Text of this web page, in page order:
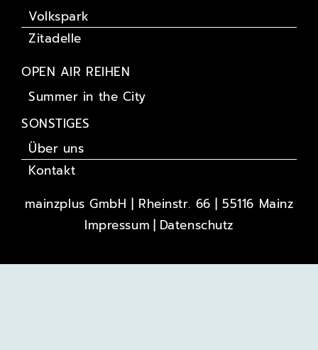
Volkspark
Zitadelle
OPEN AIR REIHEN
Summer in the City
SONSTIGES
Über uns
Kontakt
mainzplus GmbH | Rheinstr. 66 | 55116 Mainz
Impressum
Datenschutz